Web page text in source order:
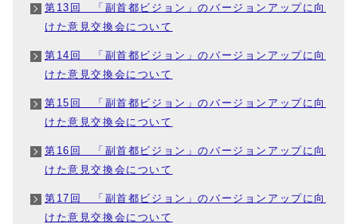
第13回 「副首都ビジョン」のバージョンアップに向
けた意見交換会について
第14回 「副首都ビジョン」のバージョンアップに向
けた意見交換会について
第15回 「副首都ビジョン」のバージョンアップに向
けた意見交換会について
第16回 「副首都ビジョン」のバージョンアップに向
けた意見交換会について
第17回 「副首都ビジョン」のバージョンアップに向
けた意見交換会について